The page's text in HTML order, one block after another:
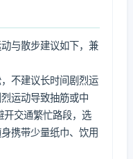
与散步建议如下，兼
不建议长时间剧烈运
运动导致抽筋或中
开交通繁忙路段，选
携带少量纸巾、饮用